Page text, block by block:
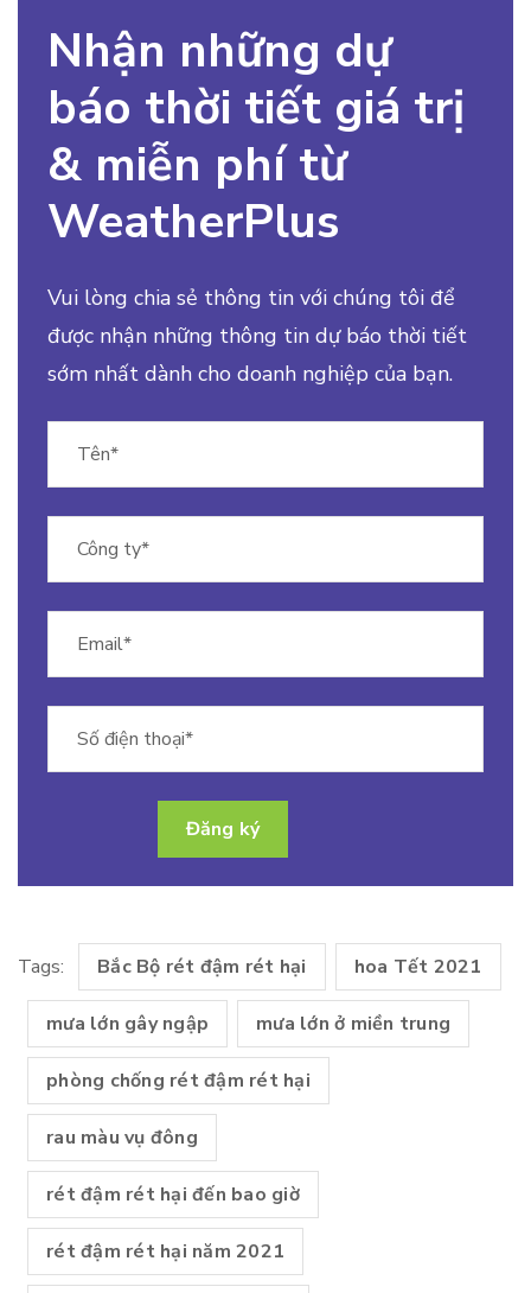
Nhận những dự
báo thời tiết giá trị
& miễn phí từ
WeatherPlus
Vui lòng chia sẻ thông tin với chúng tôi để
được nhận những thông tin dự báo thời tiết
sớm nhất dành cho doanh nghiệp của bạn.
Tags: Bắc Bộ rét đậm rét hại hoa Tết 2021
mưa lớn gây ngập mưa lớn ở miền trung
phòng chống rét đậm rét hại
rau màu vụ đông
rét đậm rét hại đến bao giờ
rét đậm rét hại năm 2021